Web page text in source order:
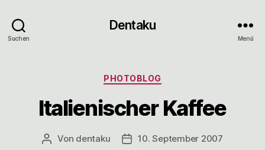
Suchen
Dentaku
Menü
Kategorien
PHOTOBLOG
Italienischer Kaffee
Beitragsautor
Von dentaku Veröffentlichungsdatum
10. September 2007